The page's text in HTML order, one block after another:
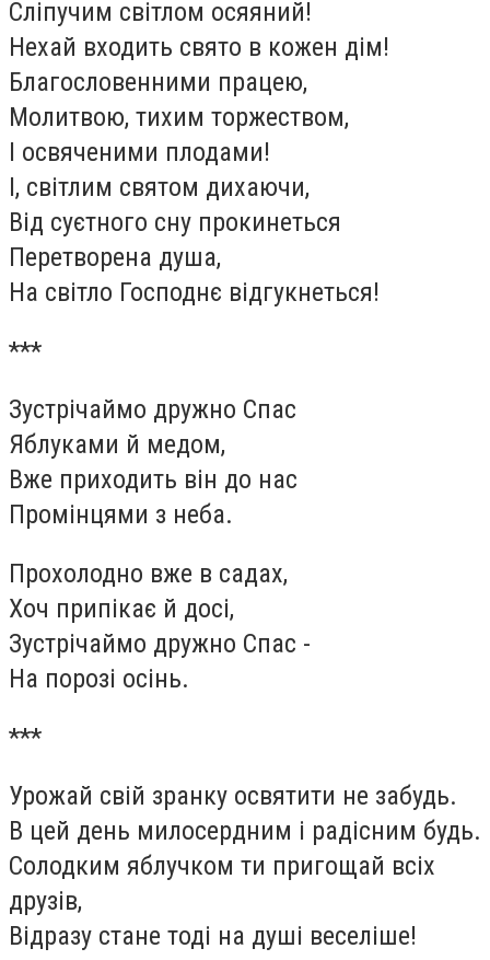
Сліпучим світлом осяяний!
Нехай входить свято в кожен дім!
Благословенними працею,
Молитвою, тихим торжеством,
І освяченими плодами!
І, світлим святом дихаючи,
Від суєтного сну прокинеться
Перетворена душа,
На світло Господнє відгукнеться!
***
Зустрічаймо дружно Спас
Яблуками й медом,
Вже приходить він до нас
Промінцями з неба.
Прохолодно вже в садах,
Хоч припікає й досі,
Зустрічаймо дружно Спас -
На порозі осінь.
***
Урожай свій зранку освятити не забудь.
В цей день милосердним і радісним будь.
Солодким яблучком ти пригощай всіх
друзів,
Відразу стане тоді на душі веселіше!